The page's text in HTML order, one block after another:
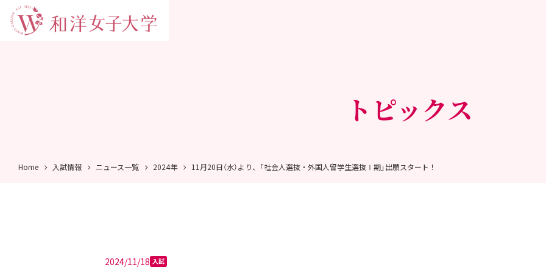
トピックス
Home 入試情報 ニュース一覧 2024年 11月20日（水）より、「社会人選抜・外国人留学生選抜Ⅰ期」出願スタート！
2024/11/18 入試